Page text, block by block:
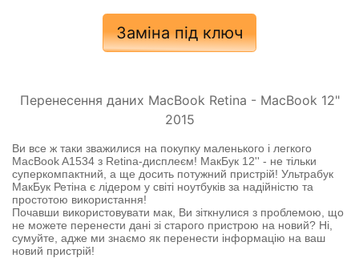
Заміна під ключ
Перенесення даних MacBook Retina - MacBook 12"
2015
Ви все ж таки зважилися на покупку маленького і легкого
MacBook A1534 з Retina-дисплеєм! МакБук 12'' - не тільки
суперкомпактний, а ще досить потужний пристрій! Ультрабук
МакБук Ретіна є лідером у світі ноутбуків за надійністю та
простотою використання!
Почавши використовувати мак, Ви зіткнулися з проблемою, що
не можете перенести дані зі старого пристрою на новий? Ні,
сумуйте, адже ми знаємо як перенести інформацію на ваш
новий пристрій!